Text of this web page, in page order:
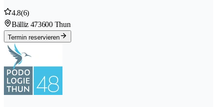
4.8(6)
Bälliz 473600 Thun
Termin reservieren